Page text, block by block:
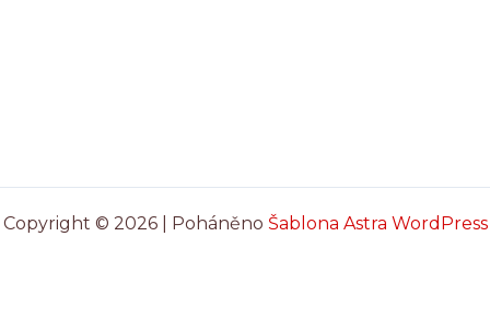
Copyright © 2026 | Poháněno Šablona Astra WordPress